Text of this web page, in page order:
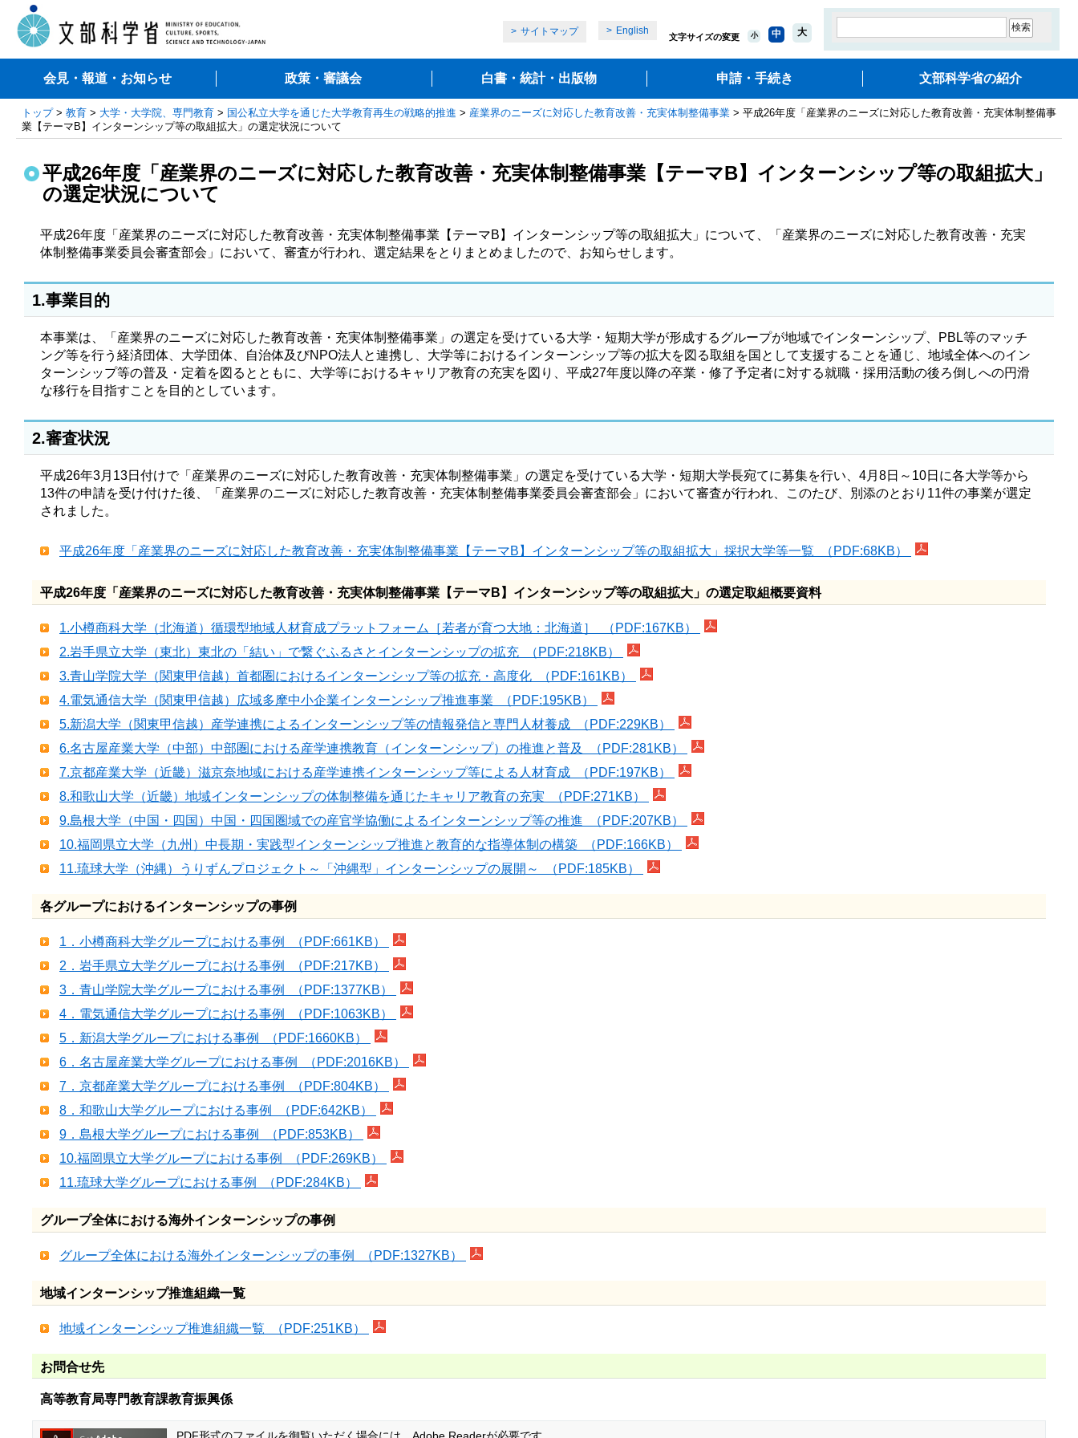
サイトマップ English
文字サイズの変更 小 中 大
会見・報道・お知らせ 政策・審議会 白書・統計・出版物 申請・手続き 文部科学省の紹介
トップ> 教育 > 大学・大学院、専門教育 > 国公私立大学を通じた大学教育再生の戦略的推進 > 産業界のニーズに対応した教育改善・充実体制整備事業 > 平成26年度「産業界のニーズに対応した教育改善・充実体制整備事
業【テーマB】インターンシップ等の取組拡大」の選定状況について
平成26年度「産業界のニーズに対応した教育改善・充実体制整備事業【テーマB】インターンシップ等の取組拡大」
の選定状況について
平成26年度「産業界のニーズに対応した教育改善・充実体制整備事業【テーマB】インターンシップ等の取組拡大」について、「産業界のニーズに対応した教育改善・充実
体制整備事業委員会審査部会」において、審査が行われ、選定結果をとりまとめましたので、お知らせします。
1.事業目的
本事業は、「産業界のニーズに対応した教育改善・充実体制整備事業」の選定を受けている大学・短期大学が形成するグループが地域でインターンシップ、PBL等のマッチ
ング等を行う経済団体、大学団体、自治体及びNPO法人と連携し、大学等におけるインターンシップ等の拡大を図る取組を国として支援することを通じ、地域全体へのイン
ターンシップ等の普及・定着を図るとともに、大学等におけるキャリア教育の充実を図り、平成27年度以降の卒業・修了予定者に対する就職・採用活動の後ろ倒しへの円滑
な移行を目指すことを目的としています。
2.審査状況
平成26年3月13日付けで「産業界のニーズに対応した教育改善・充実体制整備事業」の選定を受けている大学・短期大学長宛てに募集を行い、4月8日～10日に各大学等から
13件の申請を受け付けた後、「産業界のニーズに対応した教育改善・充実体制整備事業委員会審査部会」において審査が行われ、このたび、別添のとおり11件の事業が選定
されました。
平成26年度「産業界のニーズに対応した教育改善・充実体制整備事業【テーマB】インターンシップ等の取組拡大」採択大学等一覧 （PDF:68KB）
平成26年度「産業界のニーズに対応した教育改善・充実体制整備事業【テーマB】インターンシップ等の取組拡大」の選定取組概要資料
1.小樽商科大学（北海道）循環型地域人材育成プラットフォーム［若者が育つ大地：北海道］ （PDF:167KB）
2.岩手県立大学（東北）東北の「結い」で繋ぐふるさとインターンシップの拡充 （PDF:218KB）
3.青山学院大学（関東甲信越）首都圏におけるインターンシップ等の拡充・高度化 （PDF:161KB）
4.電気通信大学（関東甲信越）広域多摩中小企業インターンシップ推進事業 （PDF:195KB）
5.新潟大学（関東甲信越）産学連携によるインターンシップ等の情報発信と専門人材養成 （PDF:229KB）
6.名古屋産業大学（中部）中部圏における産学連携教育（インターンシップ）の推進と普及 （PDF:281KB）
7.京都産業大学（近畿）滋京奈地域における産学連携インターンシップ等による人材育成 （PDF:197KB）
8.和歌山大学（近畿）地域インターンシップの体制整備を通じたキャリア教育の充実 （PDF:271KB）
9.島根大学（中国・四国）中国・四国圏域での産官学協働によるインターンシップ等の推進 （PDF:207KB）
10.福岡県立大学（九州）中長期・実践型インターンシップ推進と教育的な指導体制の構築 （PDF:166KB）
11.琉球大学（沖縄）うりずんプロジェクト～「沖縄型」インターンシップの展開～ （PDF:185KB）
各グループにおけるインターンシップの事例
1．小樽商科大学グループにおける事例 （PDF:661KB）
2．岩手県立大学グループにおける事例 （PDF:217KB）
3．青山学院大学グループにおける事例 （PDF:1377KB）
4．電気通信大学グループにおける事例 （PDF:1063KB）
5．新潟大学グループにおける事例 （PDF:1660KB）
6．名古屋産業大学グループにおける事例 （PDF:2016KB）
7．京都産業大学グループにおける事例 （PDF:804KB）
8．和歌山大学グループにおける事例 （PDF:642KB）
9．島根大学グループにおける事例 （PDF:853KB）
10.福岡県立大学グループにおける事例 （PDF:269KB）
11.琉球大学グループにおける事例 （PDF:284KB）
グループ全体における海外インターンシップの事例
グループ全体における海外インターンシップの事例 （PDF:1327KB）
地域インターンシップ推進組織一覧
地域インターンシップ推進組織一覧 （PDF:251KB）
お問合せ先
高等教育局専門教育課教育振興係